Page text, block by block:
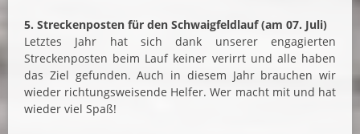
5. Streckenposten für den Schwaigfeldlauf (am 07. Juli)
Letztes Jahr hat sich dank unserer engagierten
Streckenposten beim Lauf keiner verirrt und alle haben
das Ziel gefunden. Auch in diesem Jahr brauchen wir
wieder richtungsweisende Helfer. Wer macht mit und hat
wieder viel Spaß!